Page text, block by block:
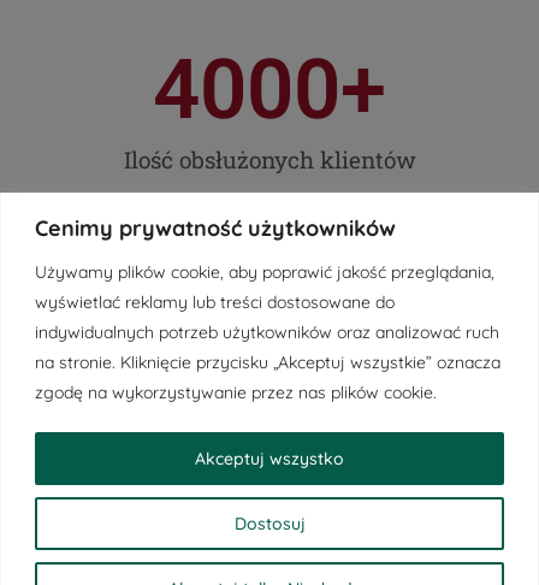
Cenimy prywatność użytkowników
Używamy plików cookie, aby poprawić jakość przeglądania,
wyświetlać reklamy lub treści dostosowane do
indywidualnych potrzeb użytkowników oraz analizować ruch
na stronie. Kliknięcie przycisku „Akceptuj wszystkie” oznacza
zgodę na wykorzystywanie przez nas plików cookie.
Dostosuj
Akceptuj wszystko
Ilość obsłużonych klientów
4000+
Kwota pozyskanych dotacji
15000000zł
Doświadczenia
25lat